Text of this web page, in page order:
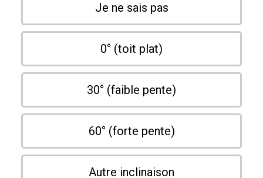
Je ne sais pas
0° (toit plat)
30° (faible pente)
60° (forte pente)
Autre inclinaison